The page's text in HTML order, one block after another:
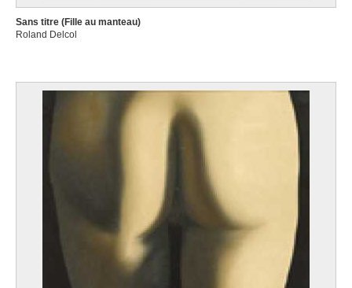
Sans titre (Fille au manteau)
Roland Delcol